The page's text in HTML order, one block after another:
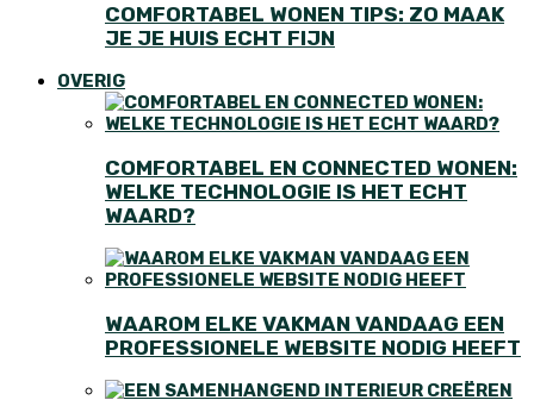
COMFORTABEL WONEN TIPS: ZO MAAK
JE JE HUIS ECHT FIJN
OVERIG
COMFORTABEL EN CONNECTED WONEN:
WELKE TECHNOLOGIE IS HET ECHT
WAARD?
WAAROM ELKE VAKMAN VANDAAG EEN
PROFESSIONELE WEBSITE NODIG HEEFT